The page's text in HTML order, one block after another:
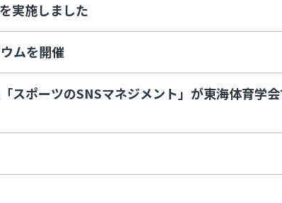
実施しました
ムを開催
スポーツのSNSマネジメント」が東海体育学